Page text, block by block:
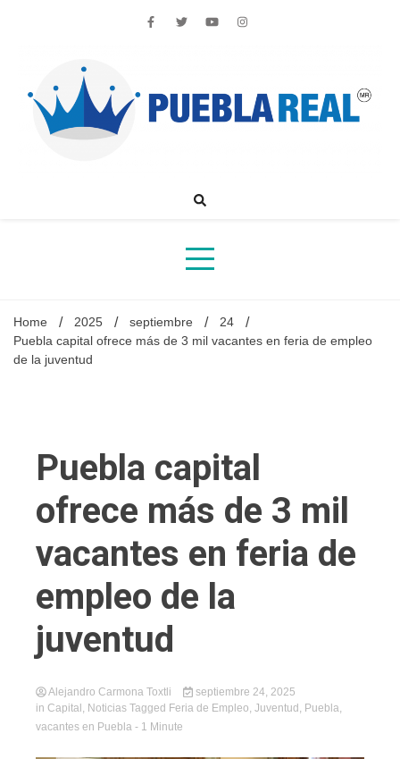
Noticias de actualidad de Puebla, México y el mundo
Home 2025 septiembre
24
Puebla capital ofrece más de 3 mil vacantes en feria de empleo
de la juventud
Puebla capital
ofrece más de 3 mil
vacantes en feria de
empleo de la
juventud
Alejandro Carmona Toxtli
septiembre 24, 2025
in Capital , Noticias Tagged Feria de Empleo, Juventud , Puebla,
vacantes en Puebla - 1 Minute